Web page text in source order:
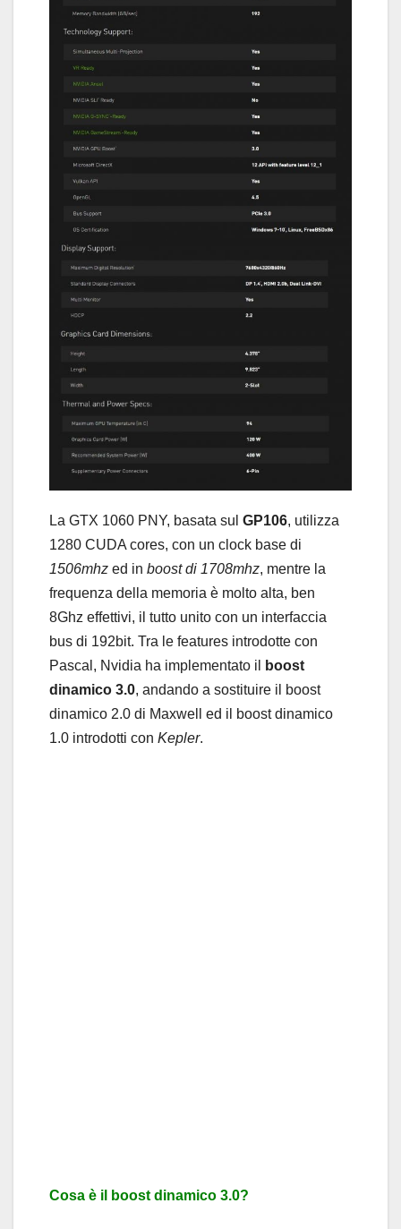
La GTX 1060 PNY, basata sul GP106, utilizza
1280 CUDA cores, con un clock base di
1506mhz ed in boost di 1708mhz, mentre la
frequenza della memoria è molto alta, ben
8Ghz effettivi, il tutto unito con un interfaccia
bus di 192bit. Tra le features introdotte con
Pascal, Nvidia ha implementato il
boost
dinamico 3.0, andando a sostituire il boost
dinamico 2.0 di Maxwell ed il boost dinamico
1.0 introdotti con Kepler.
Cosa è il boost dinamico 3.0?